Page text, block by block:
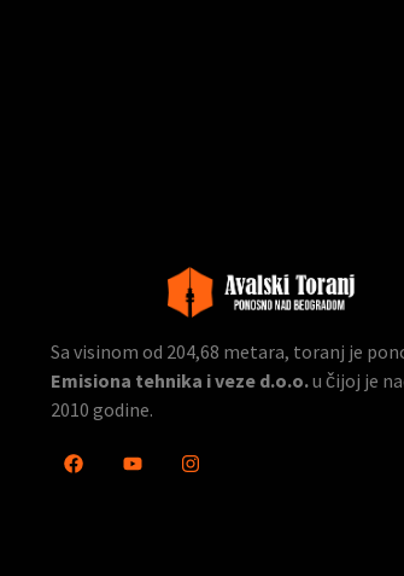
Sa visinom od 204,68 metara, toranj je
Emisiona tehnika i veze d.o.o.u čijoj je
2010 godine.